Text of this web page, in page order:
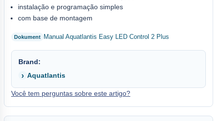
instalação e programação simples
com base de montagem
Manual Aquatlantis Easy LED Control 2 Plus
Brand:
Aquatlantis
Você tem perguntas sobre este artigo?